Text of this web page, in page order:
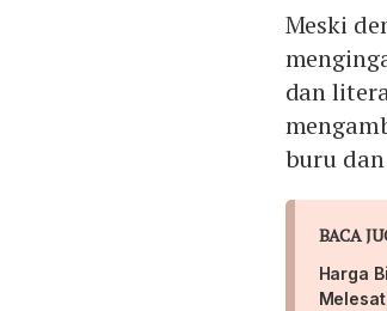
Meski
dan
buru dan
BACA
Harga